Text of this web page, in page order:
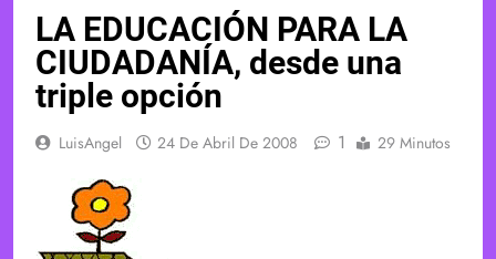
LA EDUCACIÓN PARA LA
CIUDADANÍA, desde una
triple opción
LuisAngel 24 De Abril De 2008 1 29 Minutos